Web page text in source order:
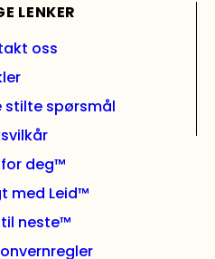
LENKER
oss
stilte spørsmål
for deg™
med Leid™
til neste™